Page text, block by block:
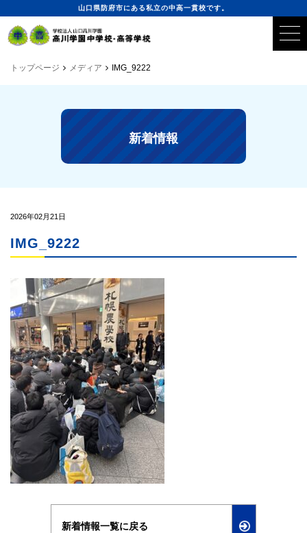
山口県防府市にある私立の中高一貫校です。
トップページ メディア IMG_9222
新着情報
2026年02月21日
IMG_9222
新着情報一覧に戻る